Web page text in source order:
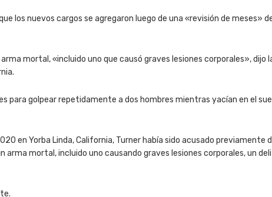
los nuevos cargos se agregaron luego de una «revisión de meses»
mortal, «incluido uno que causó graves lesiones corporales», dijo
para golpear repetidamente a dos hombres mientras yacían en el
en Yorba Linda, California, Turner había sido acusado previamente
mortal, incluido uno causando graves lesiones corporales, un